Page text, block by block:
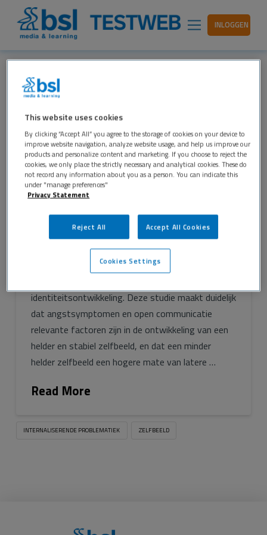
INLOGGEN
HELDERHEID VAN ZELFBEELD,
COMMUNICATIE MET OUDERS
EN INTERNALISERENDE
PROBLEMEN IN DE
ADOLESCENTIE
BSL TESTWEB
Het vormen van een helder en stabiel zelfbeeld is
een belangrijke ontwikkelingstaak die in de
adolescentieperiode centraal staat. Een helder
identiteitsontwikkeling. Deze studie maakt duidelijk
dat angstsymptomen en open communicatie
relevante factoren zijn in de ontwikkeling van een
helder en stabiel zelfbeeld, en dat een minder
helder zelfbeeld een hogere mate van latere …
Read More
INTERNALISERENDE PROBLEMATIEK ZELFBEELD
This website uses cookies
By clicking “Accept All” you agree to the storage of cookies on your device to
improve website navigation, analyze website usage, and help us improve our
products and personalize content and marketing. If you choose to reject the
cookies, we only place the strictly necessary and analytical cookies. These do
not record any information about you as a person. You can indicate this
under "manage preferences"
Privacy Statement
Reject All Accept All Cookies
Cookies Settings